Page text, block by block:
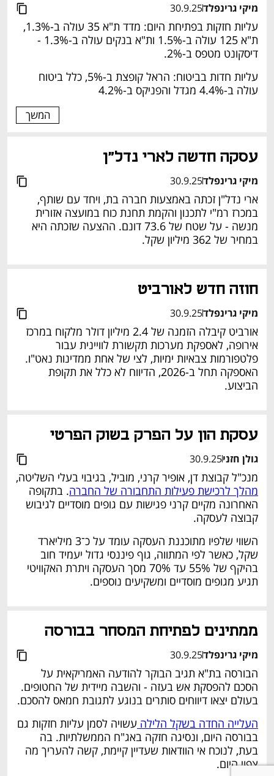
מיקי גרינפלד30.9.25
ת"א 125 עולה ב-1.5% ות"א בנקים עולה ב-1.3% -
דיסקונט מטפס ב-2%.
עולה ב-4.4% מגדל והפניקס ב-4.2%
המשך
עסקה חדשה לארי נדל"ן
מיקי גרינפלד30.9.25
במכרז רמ"י לתכנון והקמת תחנת כוח במועצה אזורית
מנשה - על שטח של 73.6 דונם. ההצעה שזכתה היא
במחיר של 362 מיליון שקל.
חוזה חדש לאורביט
מיקי גרינפלד30.9.25
אירופה, לאספקת מערכות תקשורת לוויינית עבור
האספקה תחל ב-2026, הדיווח לא כלל את תקופת
הביצוע.
עסקת הון על הפרק בשוק הפרטי
גולן חזני30.9.25
מנכ"ל קבוצת דן, אופיר קרני, מוביל, בגיבוי בעלי השליטה,
מהלך לרכישת פעילות התחבורה של החברה
קבוצה לעסקה.
השווי שלפיו מתוכננת העסקה עומד על כ־3 מיליארד
שקל, כאשר לפי המתווה, גוף פיננסי גדול יעמיד חוב
תגיע מגופים מוסדיים ומשקיעים נוספים.
ממתינים לפתיחת המסחר בבורסה
מיקי גרינפלד30.9.25
הבורסה בת"א תגיב הבוקר להודעה האמריקאית על
בעולם יצאו דיווחים סותרים בנוגע לתגובת חמאס להסכם.
העלייה החדה בשקל הלילה
צפוי היום.